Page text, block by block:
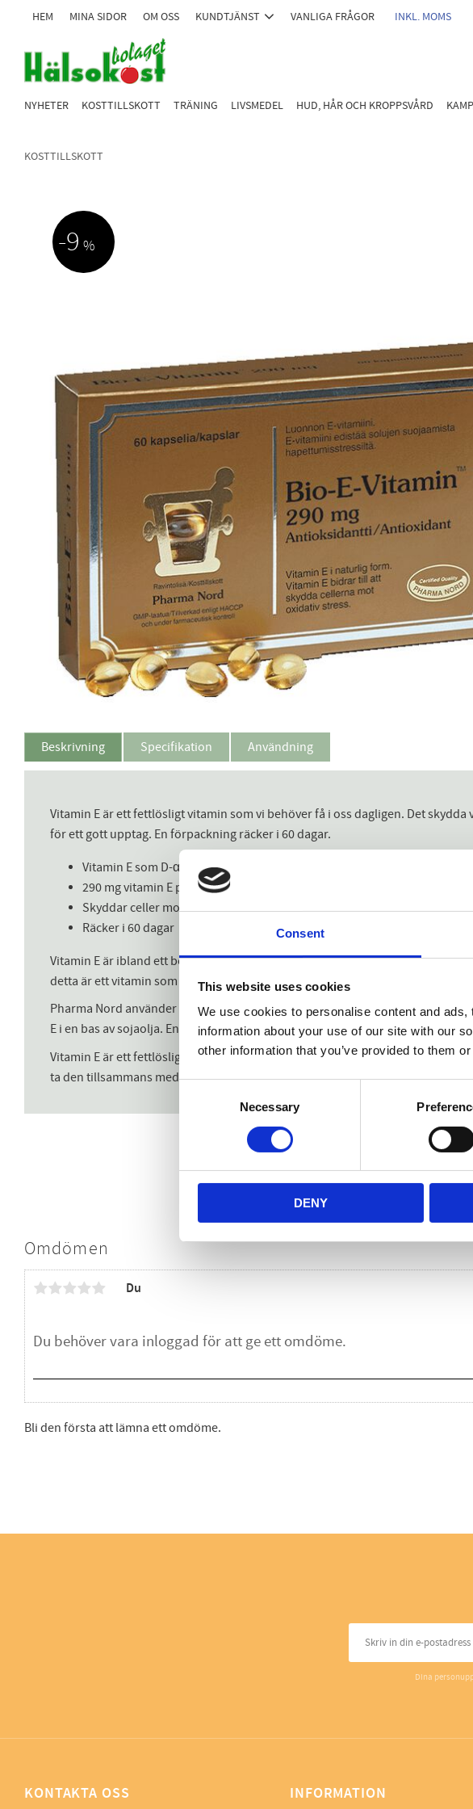
Consent
This website uses cookies
We use cookies to personalise content and
information about your use of our site with our
other information that you’ve provided to them
Necessary
DENY
HEM MINA SIDOR OM OSS KUNDTJÄNST VANLIGA FRÅGOR INKL. MOMS
NYHETER KOSTTILLSKOTT TRÄNING LIVSMEDEL HUD, HÅR OCH KROPPSVÅRD
KOSTTILLSKOTT
9 %
Beskrivning Specifikation Användning
Vitamin E är ett fettlösligt vitamin som vi behöver få i oss dagligen. Det
för ett gott upptag. En förpackning räcker i 60 dagar.
Vitamin E som D-α-tokoferol
290 mg vitamin E per kapsel
Skyddar celler mot oxidativ stress
Räcker i 60 dagar
Vitamin E är ibland ett bortglömt vitamin men det är ändå lika essentiellt
detta är ett vitamin som finns i varierande mängder i mat så är ett
Pharma Nord använder sig av D-α-tokoferol i Bio-E-Vitamin. Detta är en
E i en bas av sojaolja. En förpackning räcker i hela 60 dagar vilket
Vitamin E är ett fettlösligt vitamin. I Bio-E-Vitamin är vitamin E redan löst i
ta den tillsammans med måltid.
Omdömen
Du
Bli den första att lämna ett omdöme.
Dina
KONTAKTA OSS INFORMATION